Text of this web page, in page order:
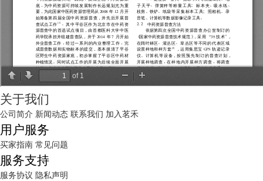
关于我们
公司简介 新闻动态 联系我们 加入茗禾
用户服务
买家指南 常见问题
服务支持
服务协议 隐私声明